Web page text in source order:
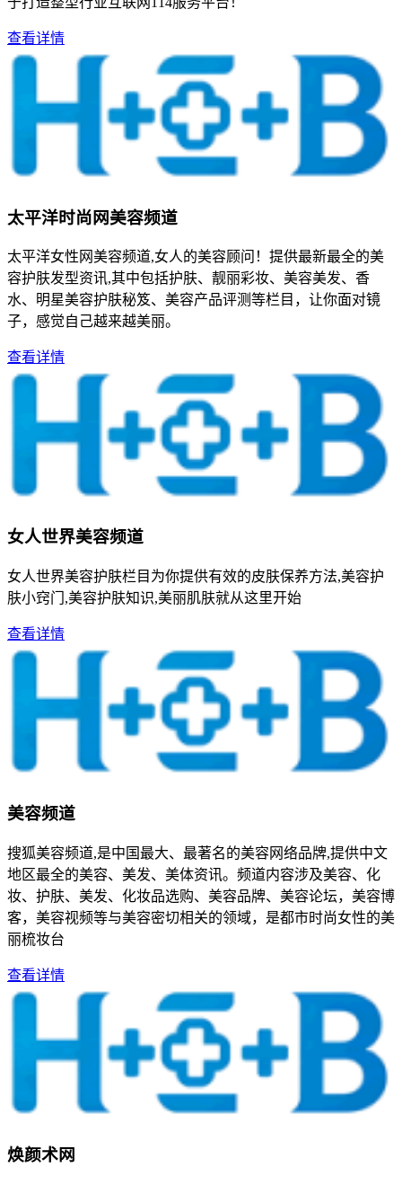
查看详情
太平洋时尚网美容频道
太平洋女性网美容频道,女人的美容顾问！提供最新最全的美
容护肤发型资讯,其中包括护肤、靓丽彩妆、美容美发、香
水、明星美容护肤秘笈、美容产品评测等栏目，让你面对镜
子，感觉自己越来越美丽。
查看详情
女人世界美容频道
女人世界美容护肤栏目为你提供有效的皮肤保养方法,美容护
肤小窍门,美容护肤知识,美丽肌肤就从这里开始
查看详情
美容频道
搜狐美容频道,是中国最大、最著名的美容网络品牌,提供中文
地区最全的美容、美发、美体资讯。频道内容涉及美容、化
妆、护肤、美发、化妆品选购、美容品牌、美容论坛，美容博
客，美容视频等与美容密切相关的领域，是都市时尚女性的美
丽梳妆台
查看详情
焕颜术网